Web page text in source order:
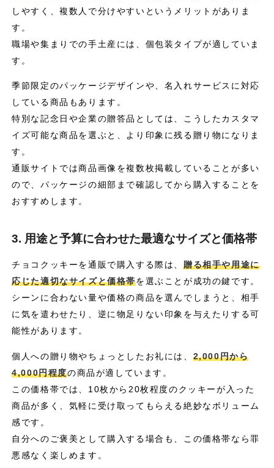
しやすく、複数人で分けやすいというメリットがありま
す。
職場や集まりでの手土産には、個包装タイプが適していま
す。
季節限定のパッケージデザインや、名入れサービスに対応
している商品もあります。
特別な記念日や企業の贈答品としては、こうしたカスタマ
イズ可能な商品を選ぶと、より印象に残る贈り物になりま
す。
通販サイトでは商品画像を複数枚掲載していることが多い
ので、パッケージの細部まで確認してから購入することを
おすすめします。
3. 用途と予算に合わせた最適なサイズと価格帯
チョコクッキーを通販で購入する際は、 贈る相手や用途に
応じた適切なサイズと価格帯を選ぶことが成功の鍵です。
シーンに合わない量や価格の商品を選んでしまうと、相手
に気を遣わせたり、逆に物足りない印象を与えたりする可
能性があります。
個人への贈り物やちょっとしたお礼には、 2,000円から
4,000円程度の商品が適しています。
この価格帯では、10枚から20枚程度のクッキーが入った
商品が多く、気軽に受け取ってもらえる絶妙なボリューム
感です。
自分へのご褒美として購入する場合も、この価格帯なら罪
悪感なく楽しめます。